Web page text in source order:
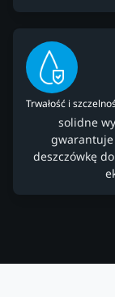
Trwałość i
solidne
gwarantuje
deszczówkę